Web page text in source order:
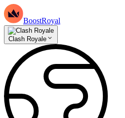
BoostRoyal
Clash Royale